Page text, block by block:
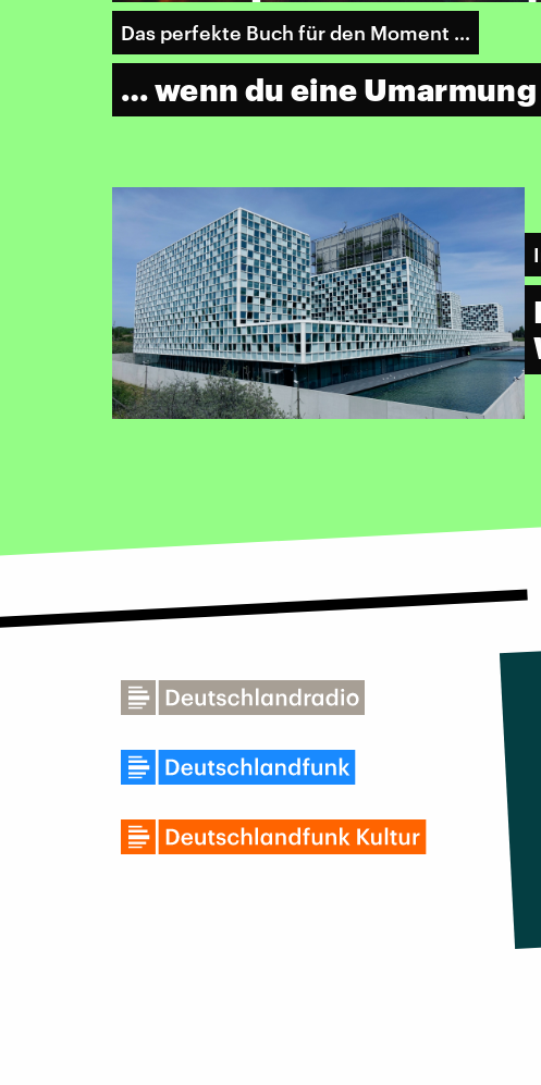
Das perfekte Buch für den Moment …
… wenn du eine